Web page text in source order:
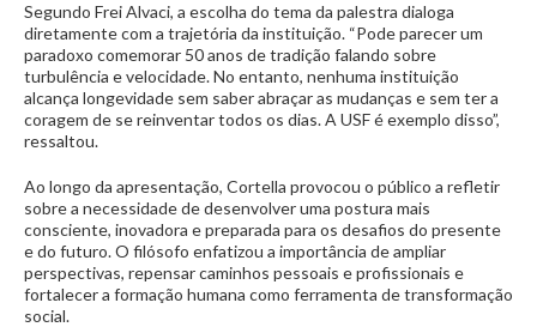
Segundo Frei Alvaci, a escolha do tema da palestra dialoga
diretamente com a trajetória da instituição. “Pode parecer um
paradoxo comemorar 50 anos de tradição falando sobre
turbulência e velocidade. No entanto, nenhuma instituição
alcança longevidade sem saber abraçar as mudanças e sem ter a
coragem de se reinventar todos os dias. A USF é exemplo disso”,
ressaltou.
Ao longo da apresentação, Cortella provocou o público a refletir
sobre a necessidade de desenvolver uma postura mais
consciente, inovadora e preparada para os desafios do presente
e do futuro. O filósofo enfatizou a importância de ampliar
perspectivas, repensar caminhos pessoais e profissionais e
fortalecer a formação humana como ferramenta de transformação
social.